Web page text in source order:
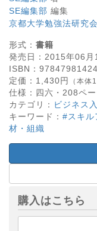
SE編集部 編集
京都大学勉強法研究会
形式： 書籍
発売日： 2015年06月
ISBN：
定価： 1,430円 （本体
仕様： 四六・ 208ペ
カテゴリ： ビジネス
キーワード： #スキル
材・組織
購入はこちら